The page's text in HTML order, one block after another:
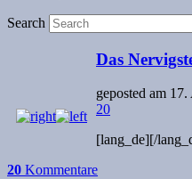
Search
Das
geposted am 17.
20
[lang_de][/
20 Kommentare